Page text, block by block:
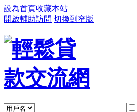
設為首頁收藏本站
開啟輔助訪問 切換到窄版